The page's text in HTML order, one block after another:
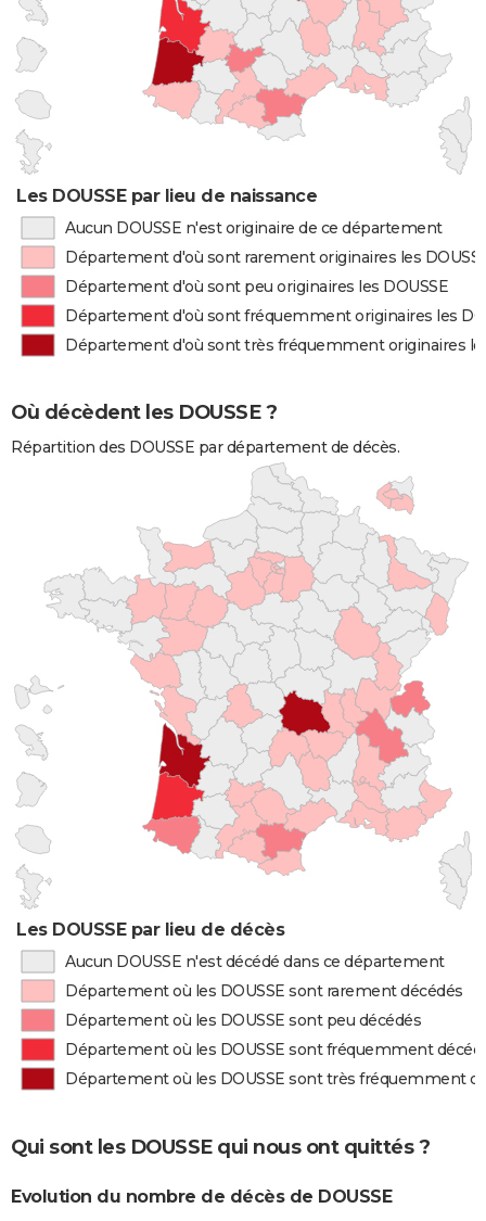
Les DOUSSE par lieu de naissance
Aucun DOUSSE n'est originaire de ce département
Département d'où sont rarement originaires les
Département d'où sont peu originaires les DOUSSE
Département d'où sont fréquemment originaires les
Département d'où sont très fréquemment originaires
Où décèdent les DOUSSE ?
Répartition des DOUSSE par département de décès.
Les DOUSSE par lieu de décès
Aucun DOUSSE n'est décédé dans ce département
Département où les DOUSSE sont rarement décédés
Département où les DOUSSE sont peu décédés
Département où les DOUSSE sont fréquemment
Département où les DOUSSE sont très fréquemment
Qui sont les DOUSSE qui nous ont quittés ?
Evolution du nombre de décès de DOUSSE